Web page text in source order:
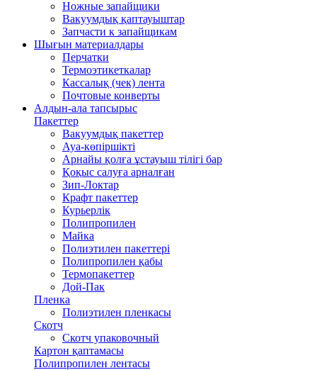
Ножные запайщики
Вакуумдық қаптауыштар
Запчасти к запайщикам
Шығын материалдары
Перчатки
Термоэтикеткалар
Кассалық (чек) лента
Почтовые конверты
Алдын-ала тапсырыс
Пакеттер
Вакуумдық пакеттер
Ауа-көпіршікті
Арнайы қолға ұстауыш тілігі бар
Қоқыс салуға арналған
Зип-Локтар
Крафт пакеттер
Курьерлік
Полипропилен
Майка
Полиэтилен пакеттері
Полипропилен қабы
Термопакеттер
Дой-Пак
Пленка
Полиэтилен пленкасы
Скотч
Скотч упаковочный
Картон қаптамасы
Полипропилен лентасы